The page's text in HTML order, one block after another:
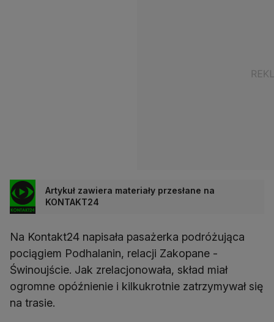
Artykuł zawiera materiały przesłane na
KONTAKT24
Na Kontakt24 napisała pasażerka podróżująca
pociągiem Podhalanin, relacji Zakopane -
Świnoujście. Jak zrelacjonowała, skład miał
ogromne opóźnienie i kilkukrotnie zatrzymywał się
na trasie.